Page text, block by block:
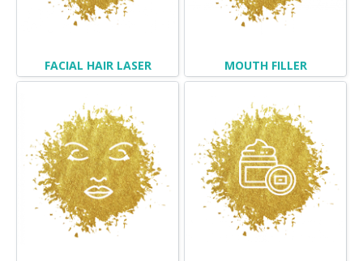
FACIAL HAIR LASER MOUTH FILLER